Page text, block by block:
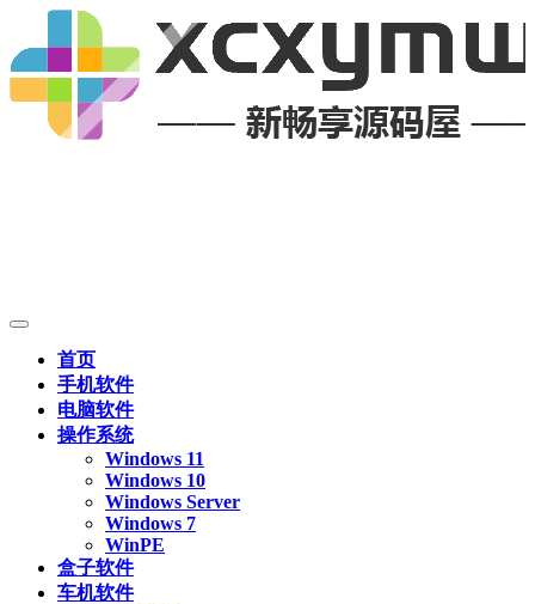
首页
手机软件
电脑软件
操作系统
Windows 11
Windows 10
Windows Server
Windows 7
WinPE
盒子软件
车机软件